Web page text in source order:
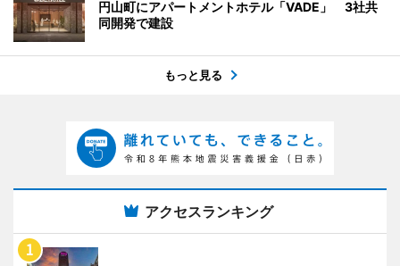
円山町にアパートメントホテル「VADE」 3社共
同開発で建設
もっと見る
アクセスランキング